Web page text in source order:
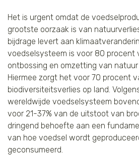
Het is urgent omdat de
grootste oorzaak is van
bijdrage levert aan
voedselsysteem is voor 80 procent
ontbossing en omzetting van
Hiermee zorgt het voor 70 procent
biodiversiteitsverlies op land.
wereldwijde voedselsysteem
voor 21-37% van de uitstoot van
dringend behoefte aan een
van hoe voedsel wordt
geconsumeerd.